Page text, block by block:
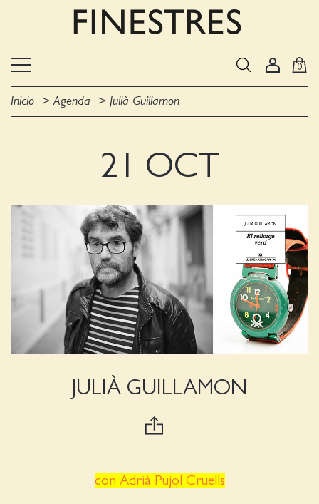
0
Inicio Agenda Julià Guillamon
21 OCT
JULIÀ GUILLAMON
con Adrià Pujol Cruells